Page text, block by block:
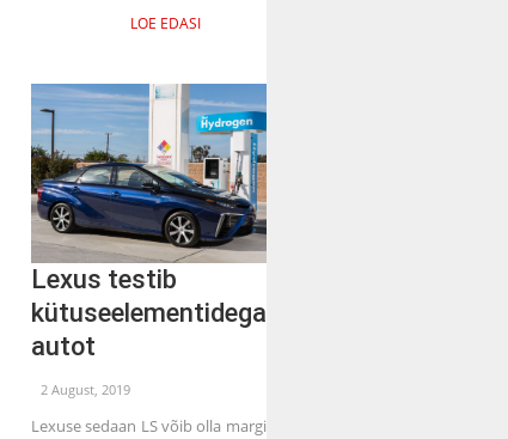
LOE EDASI
Lexus testib
kütuseelementidega
autot
2 August, 2019
Lexuse sedaan LS võib olla margi